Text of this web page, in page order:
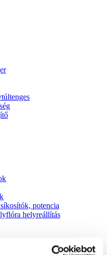
potencia
helyreállítás